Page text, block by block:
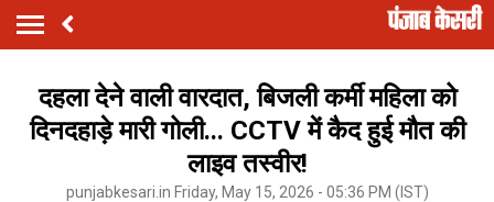
दहला देने वाली वारदात, बिजली कर्मी महिला को
दिनदहाड़े मारी गोली... CCTV में कैद हुई मौत की
लाइव तस्वीर!
punjabkesari.in Friday, May 15, 2026 - 05:36 PM (IST)